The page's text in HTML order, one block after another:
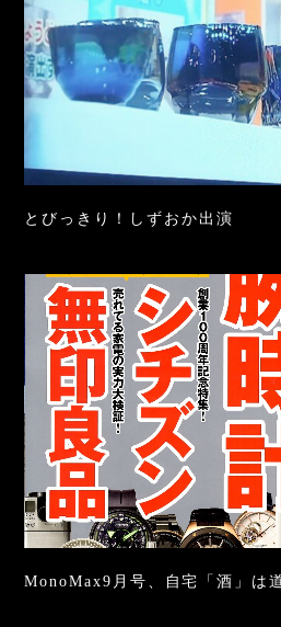
とびっきり！しずおか出演
MonoMax9月号、自宅「酒」は